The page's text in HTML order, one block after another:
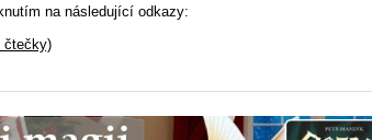
na následující odkazy:
čtečky)